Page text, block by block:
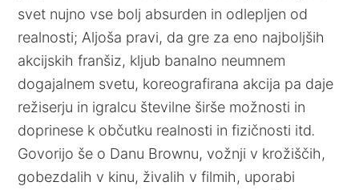
svet nujno vse bolj absurden in odlepljen od
realnosti; Aljoša pravi, da gre za eno najboljših
akcijskih franšiz, kljub banalno neumnem
dogajalnem svetu, koreografirana akcija pa daje
režiserju in igralcu številne širše možnosti in
doprinese k občutku realnosti in fizičnosti itd.
Govorijo še o Danu Brownu, vožnji v krožiščih,
gobezdalih v kinu, živalih v filmih, uporabi